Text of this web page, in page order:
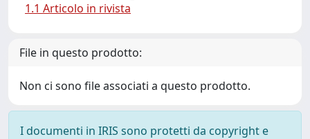
1.1 Articolo in rivista
File in questo prodotto:
Non ci sono file associati a questo prodotto.
I documenti in IRIS sono protetti da copyright e